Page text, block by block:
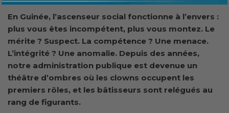
En Guinée, l’ascenseur social fonctionne à l’envers :
plus vous êtes incompétent, plus vous montez. Le
mérite ? Suspect. La compétence ? Une menace.
L’intégrité ? Une anomalie. Depuis des années,
notre administration publique est devenue un
théâtre d’ombres où les clowns occupent les
premiers rôles, et les bâtisseurs sont relégués au
rang de figurants.